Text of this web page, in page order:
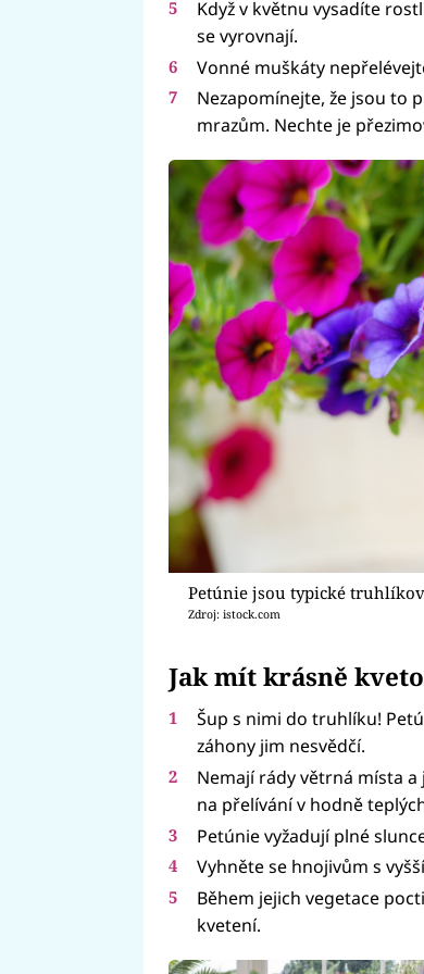
Když v květnu vysadíte
se vyrovnají.
Vonné muškáty
Nezapomínejte, že jsou to
mrazům. Nechte je
Petúnie jsou typické
Zdroj: istock.com
Jak mít krásně
Šup s nimi do truhlíku!
záhony jim nesvědčí.
Nemají rády větrná místa
na přelívání v hodně
Petúnie vyžadují plné
Vyhněte se hnojivům s
Během jejich vegetace
kvetení.